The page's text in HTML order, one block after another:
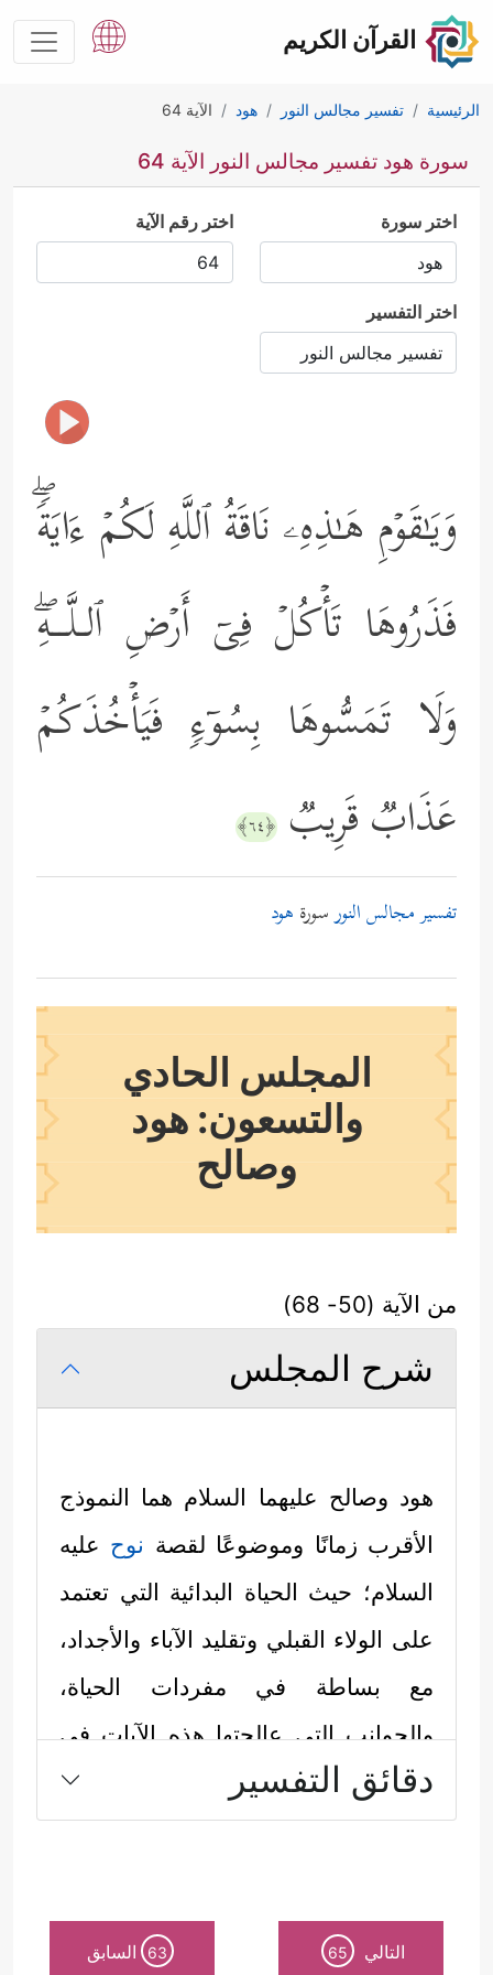
القرآن الكريم
الرئيسية تفسير مجالس النور هود الآية 64
سورة هود تفسير مجالس النور الآية 64
اختر سورة اختر رقم الآية
اختر التفسير
وَیَـٰقَوۡمِ هَـٰذِهِۦ نَاقَةُ ٱللَّهِ لَكُمۡ ءَایَةࣰۖ
فَذَرُوهَا تَأۡكُلۡ فِیۤ أَرۡضِ ٱلـلَّــهِۖ
وَلَا تَمَسُّوهَا بِسُوۤءࣲ فَیَأۡخُذَكُمۡ
عَذَابࣱ قَرِیبࣱ ﴿٦٤﴾
تفسير مجالس النورسورة هود
المجلس الحادي
والتسعون: هود
وصالح
من الآية (50- 68)
شرح المجلس
هود وصالح عليهما السلام هما النموذج
الأقرب زمانًا وموضوعًا لقصة نوح عليه
السلام؛ حيث الحياة البدائية التي تعتمد
على الولاء القبلي وتقليد الآباء والأجداد،
مع بساطة في مفردات الحياة،
والجوانب التي عالجتها هذه الآيات في
هذا النموذج تتلخص في الآتي:
أولًا: موضوع الدعوتين واحد﴿وَإِلَىٰ عَادٍ
غَیۡرُهُۥۤۖ﴾
﴿۞ وَإِلَىٰ ثَمُودَ أَخَاهُمۡ صَـٰلِحࣰاۚ قَالَ یَـٰقَوۡمِ
دقائق التفسير
التالي 65
63 السابق